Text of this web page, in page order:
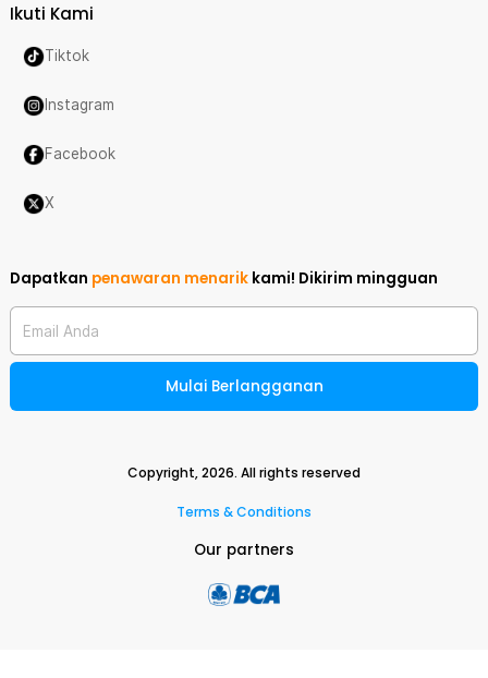
Ikuti Kami
Tiktok
Instagram
Facebook
X
Dapatkan penawaran menarik kami! Dikirim mingguan
Email Anda
Mulai Berlangganan
Copyright,2026. All rights reserved
Terms & Conditions
Our partners